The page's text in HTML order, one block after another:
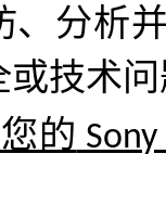
、分析
或技术
的